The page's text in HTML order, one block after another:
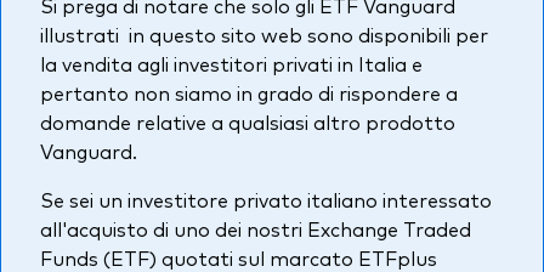
Azionario
Obbligazionario
Multi-asset
Stile di gestione
Attiva
illustrati in questo sito web sono disponibili per
la vendita agli investitori privati in Italia e
pertanto non siamo in grado di rispondere a
domande relative a qualsiasi altro prodotto
Vanguard.
Se sei un investitore privato italiano interessato
all'acquisto di uno dei nostri Exchange Traded
Funds (ETF) quotati sul marcato ETFplus